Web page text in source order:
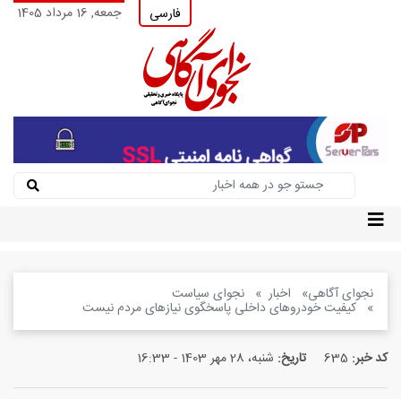
جمعه, 16 مرداد 1405 فارسی
نجوای آگاهی اخبار نجوای سیاست
کیفیت خودروهای داخلی پاسخگوی نیازهای مردم نیست
کد خبر: 635 تاریخ: شنبه، 28 مهر 1403 - 16:33